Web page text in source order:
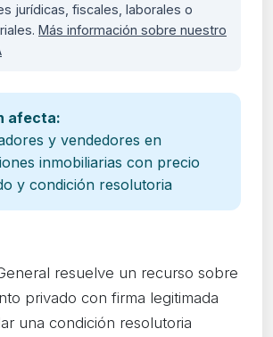
jurídicas, fiscales, laborales o
Más información sobre nuestro
afecta:
y vendedores en
inmobiliarias con precio
y condición resolutoria
resuelve un recurso sobre
privado con firma legitimada
una condición resolutoria